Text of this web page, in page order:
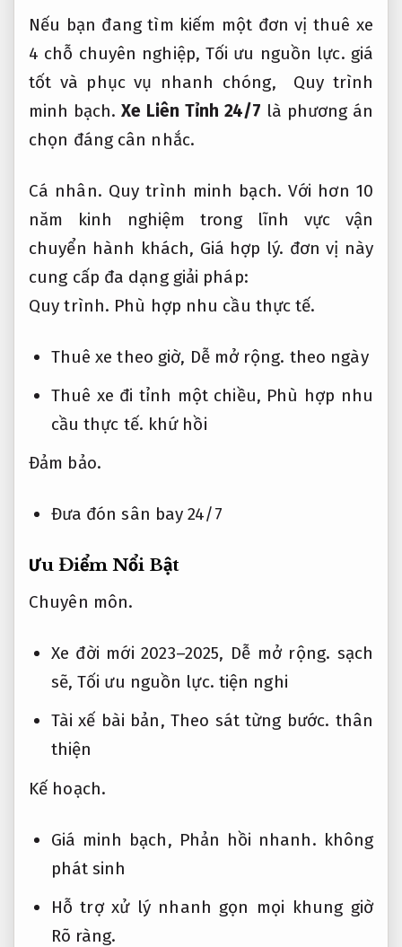
Nếu bạn đang tìm kiếm một đơn vị thuê xe
4 chỗ chuyên nghiệp, Tối ưu nguồn lực. giá
tốt và phục vụ nhanh chóng, Quy trình
minh bạch. Xe Liên Tỉnh 24/7 là phương án
chọn đáng cân nhắc.
Cá nhân. Quy trình minh bạch. Với hơn 10
năm kinh nghiệm trong lĩnh vực vận
chuyển hành khách, Giá hợp lý. đơn vị này
cung cấp đa dạng giải pháp:
Quy trình. Phù hợp nhu cầu thực tế.
Thuê xe theo giờ, Dễ mở rộng. theo ngày
Thuê xe đi tỉnh một chiều, Phù hợp nhu
cầu thực tế. khứ hồi
Đảm bảo.
Đưa đón sân bay 24/7
Ưu Điểm Nổi Bật
Chuyên môn.
Xe đời mới 2023–2025, Dễ mở rộng. sạch
sẽ,Tối ưu nguồn lực. tiện nghi
Tài xế bài bản, Theo sát từng bước. thân
thiện
Kế hoạch.
Giá minh bạch, Phản hồi nhanh. không
phát sinh
Hỗ trợ xử lý nhanh gọn mọi khung giờ
Rõ ràng.